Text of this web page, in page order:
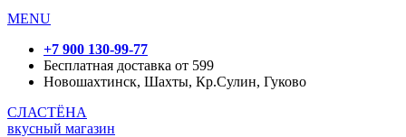
MENU
+7 900 130-99-77
Бесплатная доставка от 599
Новошахтинск, Шахты, Кр.Сулин, Гуково
СЛАСТЁНА
вкусный магазин